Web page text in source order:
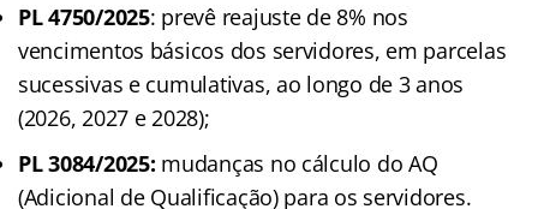
PL4750/2025: prevê reajuste de 8% nos
vencimentos básicos dos servidores, em parcelas
sucessivas e cumulativas, ao longo de 3 anos
(2026, 2027 e 2028);
PL 3084/2025: mudanças no cálculo do AQ
(Adicional de Qualificação) para os servidores.